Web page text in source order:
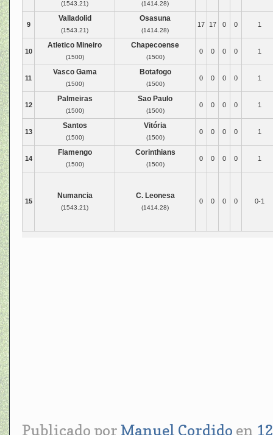
(1543.21) (1414.28)
9
Valladolid
(1543.21)
Osasuna
(1414.28)
17 17 0 0 1
10
Atletico Mineiro
(1500)
Chapecoense
(1500)
0 0 0 0 1
11
Vasco Gama
(1500)
Botafogo
(1500)
0 0 0 0 1
12
Palmeiras
(1500)
Sao Paulo
(1500)
0 0 0 0 1
13
Santos
(1500)
Vitória
(1500)
0 0 0 0 1
14
Flamengo
(1500)
Corinthians
(1500)
0 0 0 0 1
15
Numancia
(1543.21)
C. Leonesa
(1414.28)
0 0 0 0 0-1
Publicado por Manuel Cordido en